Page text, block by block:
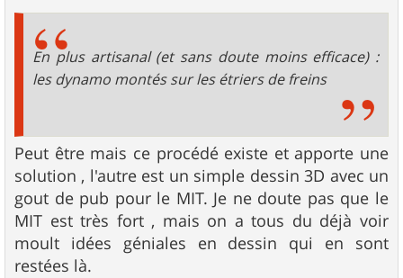
En plus artisanal (et sans doute moins efficace) :
les dynamo montés sur les étriers de freins
Peut être mais ce procédé existe et apporte une
solution , l'autre est un simple dessin 3D avec un
gout de pub pour le MIT. Je ne doute pas que le
MIT est très fort , mais on a tous du déjà voir
moult idées géniales en dessin qui en sont
restées là.